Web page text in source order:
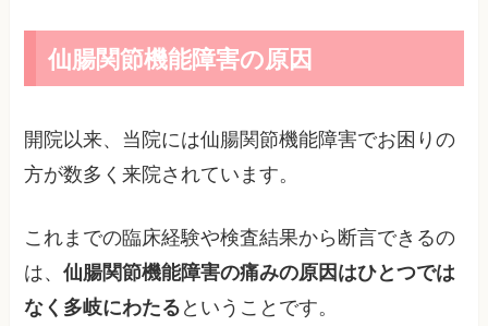
仙腸関節機能障害の原因
開院以来、当院には仙腸関節機能障害でお困りの
方が数多く来院されています。
これまでの臨床経験や検査結果から断言できるの
は、仙腸関節機能障害の痛みの原因はひとつでは
なく多岐にわたる ということです。